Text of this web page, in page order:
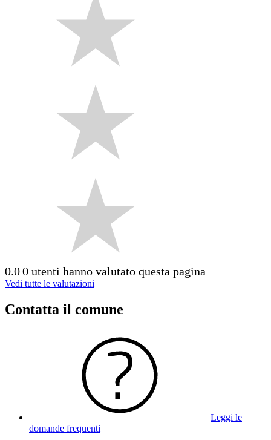
0.00 utenti hanno valutato questa pagina
Vedi tutte le valutazioni
Contatta il comune
Leggi le
domande frequenti